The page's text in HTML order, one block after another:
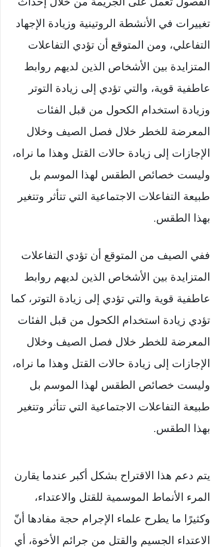
تغييرات في الأنشطة الروتينية وزيادة الإجهاد
التفاعلي، ومن المتوقع أن تؤدي التفاعلات
المتزايدة بين الأشخاص الذين لديهم روابط
عاطفية قوية، والتي تؤدي إلى زيادة التوتر
وزيادة استخدام الكحول من قبل الفئات
المعرضة للخطر خلال فصل الصيف وخلال
الإجازات إلى زيادة حالات القتل وهذا ما نراه،
وليست خصائص الطقس لهذا الموسم بل
طبيعة التفاعلات الاجتماعية التي تتأثر وتتغير
بهذا الطقس.
ففي الصيف من المتوقع أن تؤدي التفاعلات
المتزايدة بين الأشخاص الذين لديهم روابط
عاطفية قوية والتي تؤدي إلى زيادة التوتر، كما
تؤدي زيادة استخدام الكحول من قبل الفئات
المعرضة للخطر خلال فصل الصيف وخلال
الإجازات إلى زيادة حالات القتل وهذا ما نراه،
وليست خصائص الطقس لهذا الموسم بل
طبيعة التفاعلات الاجتماعية التي تتأثر وتتغير
بهذا الطقس.
يتم دعم هذا الاقتراح بشكل أكبر عندما يقارن
المرء الأنماط الموسمية للقتل والاعتداء،
وكثيرًا ما يطرح علماء الإجرام حجة مفادها أنّ
الاعتداء الجسيم والقتل من جرائم الأخوة، أي